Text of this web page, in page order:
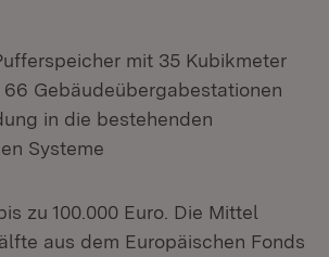
mit 35 Kubikmeter
Gebäudeübergabestationen
in die bestehenden
Systeme
zu 100.000 Euro. Die Mittel
aus dem Europäischen Fonds